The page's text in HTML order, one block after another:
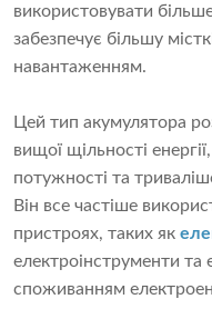
використовувати
забезпечує більшу
навантаженням.
Цей тип акумулятора
вищої щільності
потужності та
Він все частіше
пристроях, таких як
електроінструменти та
споживанням